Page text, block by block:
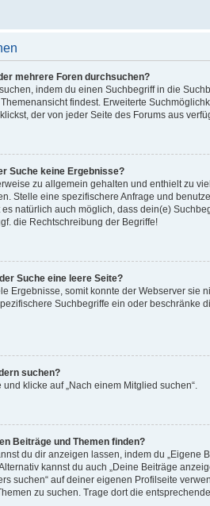
mehrere Foren durchsuchen?
indem du einen Suchbegriff in die
findest. Erweiterte
der von jeder Seite des Forums aus
Suche keine Ergebnisse?
zu allgemein gehalten und enthielt zu
Stelle eine spezifischere Anfrage und
natürlich auch möglich, dass dein(e)
die Rechtschreibung der Begriffe!
Suche eine leere Seite?
Ergebnisse, somit konnte der Webserver sie
Suchbegriffe ein oder beschränke
suchen?
klicke auf „Nach einem Mitglied suchen“.
Beiträge und Themen finden?
du dir anzeigen lassen, indem du „Eigene
kannst du auch „Deine Beiträge
suchen“ auf deiner eigenen Profilseite
zu suchen. Trage dort die